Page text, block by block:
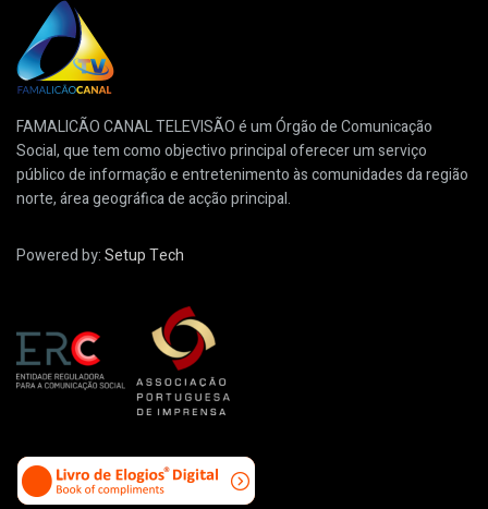
FAMALICÃO CANAL TELEVISÃO é um Órgão de Comunicação
Social, que tem como objectivo principal oferecer um serviço
público de informação e entretenimento às comunidades da região
norte, área geográfica de acção principal.
Powered by:Setup Tech